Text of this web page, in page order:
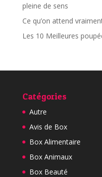
pleine de sens
Ce qu’on attend
Les 10 Meilleures
Catégories
Autre
Avis de Box
Box Alimentaire
Box Animaux
Box Beauté